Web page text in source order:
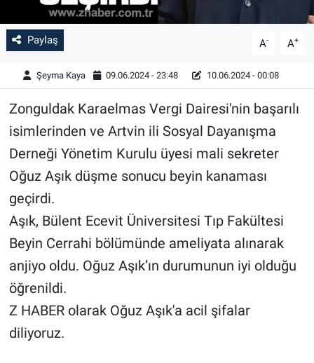
Paylaş A- A+
Şeyma Kaya 09.06.2024 - 23:48 10.06.2024 - 00:08
Zonguldak Karaelmas Vergi Dairesi'nin başarılı
isimlerinden ve Artvin ili Sosyal Dayanışma
Derneği Yönetim Kurulu üyesi mali sekreter
Oğuz Aşık düşme sonucu beyin kanaması
geçirdi.
Aşık, Bülent Ecevit Üniversitesi Tıp Fakültesi
Beyin Cerrahi bölümünde ameliyata alınarak
anjiyo oldu. Oğuz Aşık’ın durumunun iyi olduğu
öğrenildi.
Z HABER olarak Oğuz Aşık'a acil şifalar
diliyoruz.